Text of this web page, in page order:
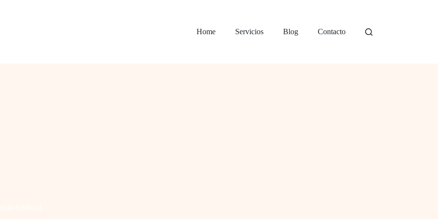
Home
Servicios Blog Contacto